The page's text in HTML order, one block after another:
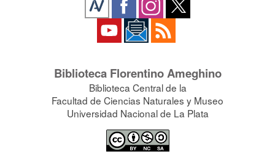
Biblioteca Florentino Ameghino
Biblioteca Central de la
Facultad de Ciencias Naturales y Museo
Universidad Nacional de La Plata